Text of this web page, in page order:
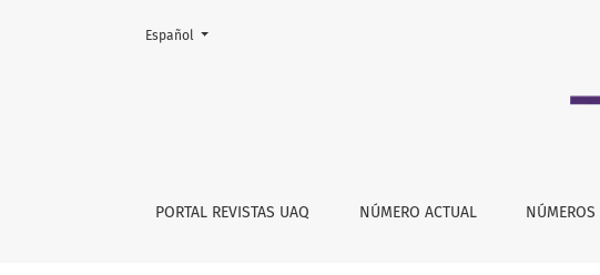
Un sabor en cada lenguaje. Apropiaciones japonesas en
PORTAL REVISTAS UAQ NÚMERO ACTUAL NÚMEROS
Cambiar el idioma. El actual es:
Español